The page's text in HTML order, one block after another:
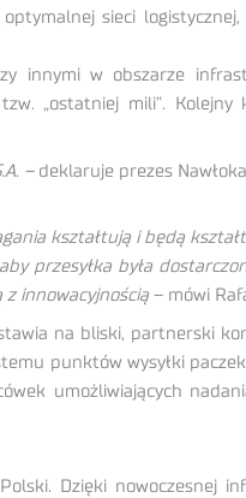
sieci
innymi w obszarze
„ostatniej mili”.
– deklaruje prezes
kształtują i będą
przesyłka była
innowacyjnością – mówi
na bliski, partnerski
punktów wysyłki
umożliwiających
Dzięki nowoczesnej